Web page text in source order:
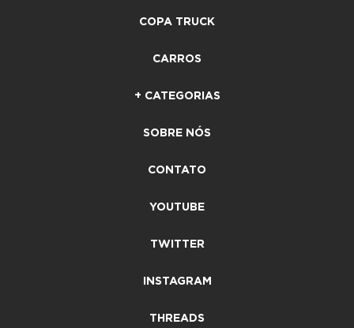
COPA TRUCK
CARROS
+ CATEGORIAS
SOBRE NÓS
CONTATO
YOUTUBE
TWITTER
INSTAGRAM
THREADS